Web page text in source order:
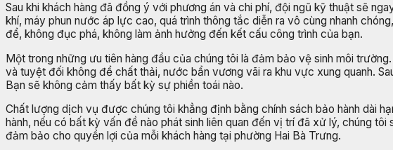
Sau khi khách hàng đã đồng ý với phương án và chi phí, đội ngũ kỹ thuật sẽ
khí, máy phun nước áp lực cao, quá trình thông tắc diễn ra vô cùng nhanh
để, không đục phá, không làm ảnh hưởng đến kết cấu công trình của bạn.
Một trong những ưu tiên hàng đầu của chúng tôi là đảm bảo vệ sinh môi
và tuyệt đối không để chất thải, nước bẩn vương vãi ra khu vực xung quanh.
Bạn sẽ không cảm thấy bất kỳ sự phiền toái nào.
Chất lượng dịch vụ được chúng tôi khẳng định bằng chính sách bảo hành dài
hành, nếu có bất kỳ vấn đề nào phát sinh liên quan đến vị trí đã xử lý, chúng
đảm bảo cho quyền lợi của mỗi khách hàng tại phường Hai Bà Trưng.